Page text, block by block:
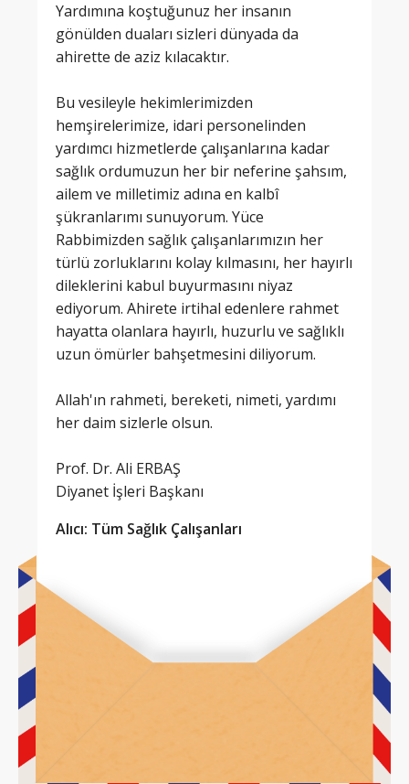
Yardımına koştuğunuz her insanın
gönülden duaları sizleri dünyada da
ahirette de aziz kılacaktır.
Bu vesileyle hekimlerimizden
hemşirelerimize, idari personelinden
yardımcı hizmetlerde çalışanlarına kadar
sağlık ordumuzun her bir neferine şahsım,
ailem ve milletimiz adına en kalbî
şükranlarımı sunuyorum. Yüce
Rabbimizden sağlık çalışanlarımızın her
türlü zorluklarını kolay kılmasını, her hayırlı
dileklerini kabul buyurmasını niyaz
ediyorum. Ahirete irtihal edenlere rahmet
hayatta olanlara hayırlı, huzurlu ve sağlıklı
uzun ömürler bahşetmesini diliyorum.
Allah'ın rahmeti, bereketi, nimeti, yardımı
her daim sizlerle olsun.
Prof. Dr. Ali ERBAŞ
Diyanet İşleri Başkanı
Alıcı: Tüm Sağlık Çalışanları